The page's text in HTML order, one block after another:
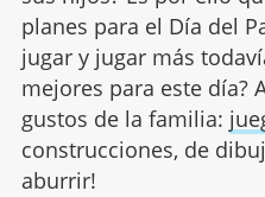
planes para el Día del
jugar y jugar más
mejores para este día?
gustos de la familia:
construcciones, de
aburrir!